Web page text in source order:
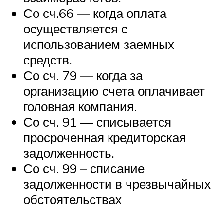
Со сч.66 — когда оплата
осуществляется с
использованием заемных
средств.
Со сч. 79 — когда за
организацию счета оплачивает
головная компания.
Со сч. 91 — списывается
просроченная кредиторская
задолженность.
Со сч. 99 – списание
задолженности в чрезвычайных
обстоятельствах